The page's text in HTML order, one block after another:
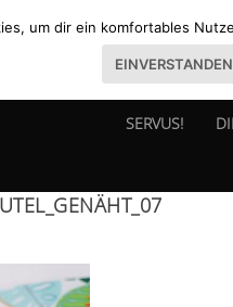
SERVUS!
um dir ein komfortables
EINVERSTANDEN